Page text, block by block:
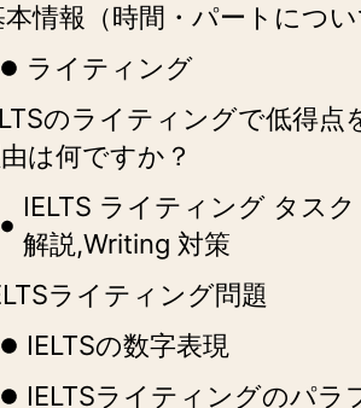
本情報（時間・パートについ
ライティング
のライティングで低得点
は何ですか？
IELTS ライティング タス
解説,Writing 対策
ライティング問題
IELTSの数字表現
IELTSライティングのパラ